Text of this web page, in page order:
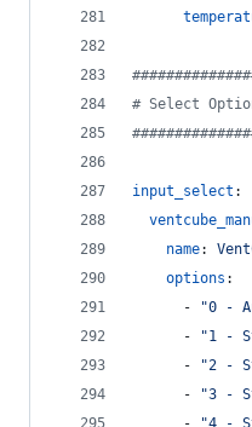
#
# Select
#
input_select :
name:
options :
      -
"0 -
      -
"1 -
      -
"2 -
      -
"3 -
      -
"4 -